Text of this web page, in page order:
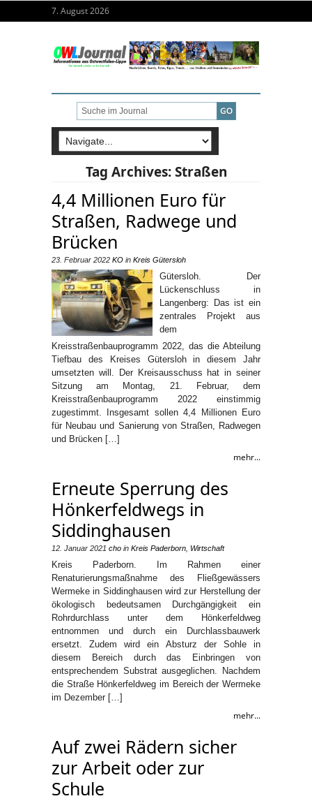
7. August 2026
Tag Archives:Straßen
4,4 Millionen Euro für
Straßen, Radwege und
Brücken
23. Februar 2022 KO in Kreis Gütersloh
Gütersloh. Der
Lückenschluss in
Langenberg: Das ist ein
zentrales Projekt aus
dem
Kreisstraßenbauprogramm 2022, das die Abteilung
Tiefbau des Kreises Gütersloh in diesem Jahr
umsetzten will. Der Kreisausschuss hat in seiner
Sitzung am Montag, 21. Februar, dem
Kreisstraßenbauprogramm 2022 einstimmig
zugestimmt. Insgesamt sollen 4,4 Millionen Euro
für Neubau und Sanierung von Straßen, Radwegen
und Brücken […]
mehr...
Erneute Sperrung des
Hönkerfeldwegs in
Siddinghausen
12. Januar 2021 cho in Kreis Paderborn Wirtschaft
Kreis Paderborn. Im Rahmen einer
Renaturierungsmaßnahme des Fließgewässers
Wermeke in Siddinghausen wird zur Herstellung der
ökologisch bedeutsamen Durchgängigkeit ein
Rohrdurchlass unter dem Hönkerfeldweg
entnommen und durch ein Durchlassbauwerk
ersetzt. Zudem wird ein Absturz der Sohle in
diesem Bereich durch das Einbringen von
entsprechendem Substrat ausgeglichen. Nachdem
die Straße Hönkerfeldweg im Bereich der Wermeke
im Dezember […]
mehr...
Auf zwei Rädern sicher
zur Arbeit oder zur
Schule